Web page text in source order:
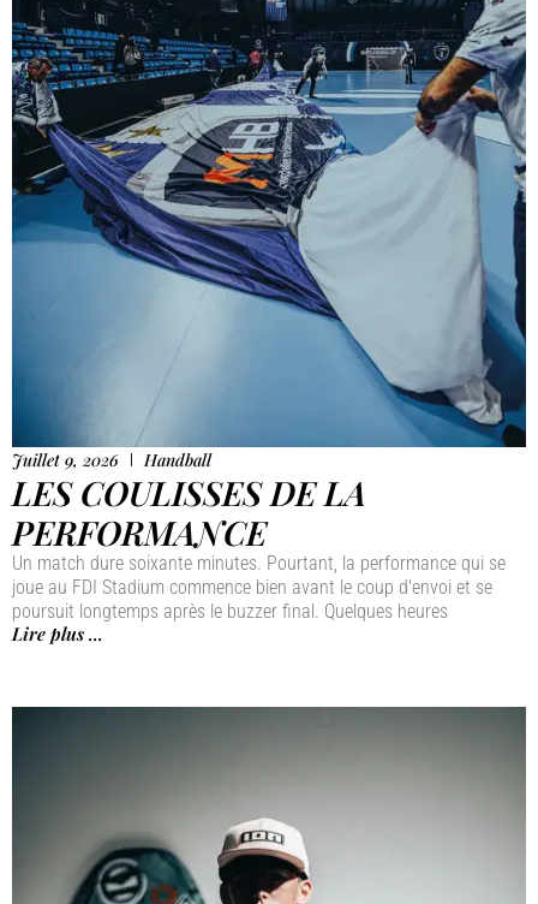
Juillet 9, 2026 Handball
LES COULISSES DE LA
PERFORMANCE
Un match dure soixante minutes. Pourtant, la performance qui se
joue au FDI Stadium commence bien avant le coup d'envoi et se
poursuit longtemps après le buzzer final. Quelques heures
Lire plus ...